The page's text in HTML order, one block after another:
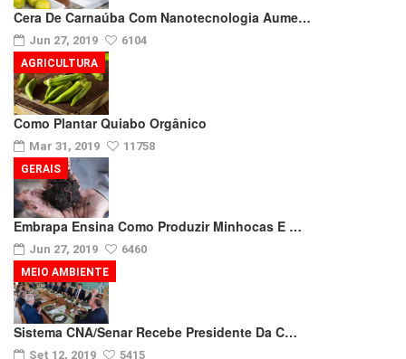
Cera De Carnaúba Com Nanotecnologia Aume…
Jun 27, 2019 6104
Como Plantar Quiabo Orgânico
Mar 31, 2019 11758
AGRICULTURA
Embrapa Ensina Como Produzir Minhocas E …
Jun 27, 2019 6460
GERAIS
Sistema CNA/Senar Recebe Presidente Da C…
Set 12, 2019 5415
MEIO AMBIENTE